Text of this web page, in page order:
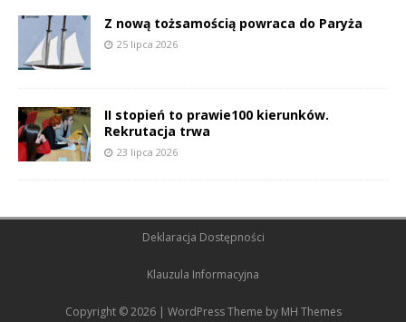
Z nową tożsamością powraca do Paryża
25 lipca 2026
II stopień to prawie100 kierunków.
Rekrutacja trwa
23 lipca 2026
Deklaracja Dostępności
Klauzula Informacyjna
Copyright © 2026 | WordPress Theme by MH Themes